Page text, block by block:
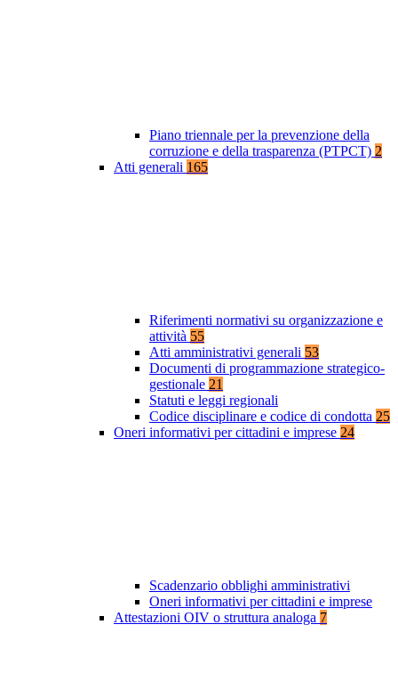
Piano triennale per la prevenzione della
corruzione e della trasparenza (PTPCT) 2
Atti generali 165
Riferimenti normativi su organizzazione e
attività 55
Atti amministrativi generali 53
Documenti di programmazione strategico-
gestionale 21
Statuti e leggi regionali
Codice disciplinare e codice di condotta 25
Oneri informativi per cittadini e imprese 24
Scadenzario obblighi amministrativi
Oneri informativi per cittadini e imprese
Attestazioni OIV o struttura analoga 7